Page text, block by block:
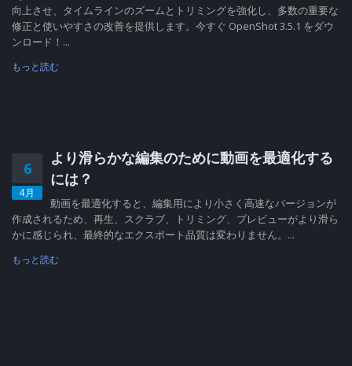
向上させ、タイムラインのズームとトリミングを強化し、多数の重要な
修正と使いやすさの改善を提供します。今すぐ OpenShot 3.5.1 をダウ
ンロード！...
もっと読む
6
4月
より滑らかな編集のために動画を最適化する
には？
動画を最適化すると、編集用により小さく高速なバージョンが
作成されるため、再生、スクラブ、トリミング、プレビューがより滑ら
かに感じられ、最終的なエクスポート品質は変わりません。...
もっと読む